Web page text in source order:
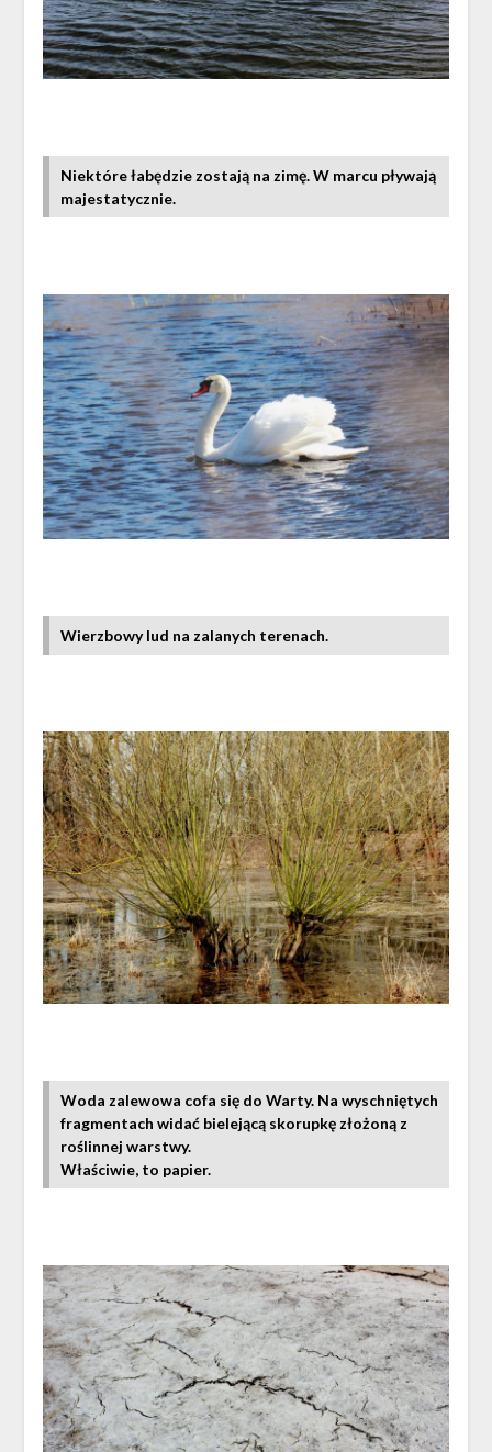
Niektóre łabędzie zostają na zimę. W marcu pływają
majestatycznie.
Wierzbowy lud na zalanych terenach.
Woda zalewowa cofa się do Warty. Na wyschniętych
fragmentach widać bielejącą skorupkę złożoną z
roślinnej warstwy.
Właściwie, to papier.